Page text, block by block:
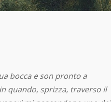
bocca e son pronto a
quando, sprizza, traverso il